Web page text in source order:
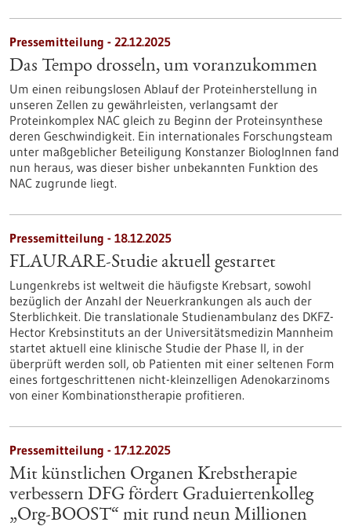
Pressemitteilung - 22.12.2025
Das Tempo drosseln, um voranzukommen
Um einen reibungslosen Ablauf der Proteinherstellung in
unseren Zellen zu gewährleisten, verlangsamt der
Proteinkomplex NAC gleich zu Beginn der Proteinsynthese
deren Geschwindigkeit. Ein internationales Forschungsteam
unter maßgeblicher Beteiligung Konstanzer BiologInnen fand
nun heraus, was dieser bisher unbekannten Funktion des
NAC zugrunde liegt.
Pressemitteilung - 18.12.2025
FLAURARE-Studie aktuell gestartet
Lungenkrebs ist weltweit die häufigste Krebsart, sowohl
bezüglich der Anzahl der Neuerkrankungen als auch der
Sterblichkeit. Die translationale Studienambulanz des DKFZ-
Hector Krebsinstituts an der Universitätsmedizin Mannheim
startet aktuell eine klinische Studie der Phase II, in der
überprüft werden soll, ob Patienten mit einer seltenen Form
eines fortgeschrittenen nicht-kleinzelligen Adenokarzinoms
von einer Kombinationstherapie profitieren.
Pressemitteilung - 17.12.2025
Mit künstlichen Organen Krebstherapie
verbessern DFG fördert Graduiertenkolleg
„Org-BOOST“ mit rund neun Millionen